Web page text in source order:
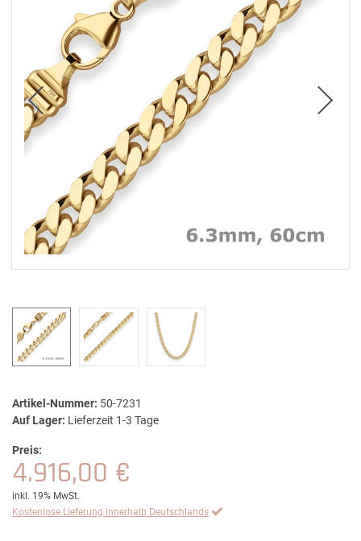
Artikel-Nummer: 50-7231
Auf Lager: Lieferzeit 1-3 Tage
Preis:
4.916,00 €
inkl. 19% MwSt.
Kostenlose Lieferung innerhalb Deutschlands